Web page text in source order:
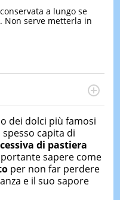
DI
a lungo se
Non serve metterla in
e processi di
della ricerca, in
di America
numerose testate ed
Culturale "La
dei dolci più famosi
capita di
di pastiera
sapere come
per non far perdere
e il suo sapore